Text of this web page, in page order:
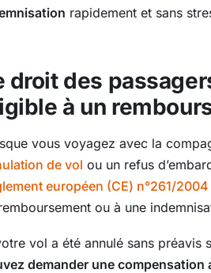
rapidement et sans
droit des
à un
vous voyagez avec la
de vol ou un refus
européen (CE) n°261/2004
ou à une
vol a été annulé sans préavis
demander une